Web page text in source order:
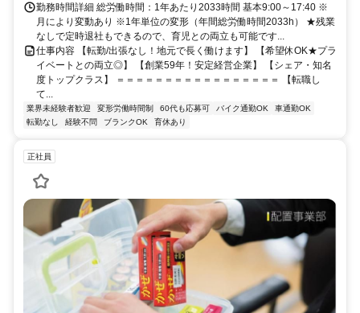
勤務時間詳細 総労働時間：1年あたり2033時間 基本9:00～17:40 ※
月により変動あり ※1年単位の変形（年間総労働時間2033h） ★残業
なしで定時退社もできるので、育児との両立も可能です...
仕事内容 【転勤/出張なし！地元で長く働けます】 【希望休OK★プラ
イベートとの両立◎】 【創業59年！安定経営企業】 【シェア・知名
度トップクラス】 ＝＝＝＝＝＝＝＝＝＝＝＝＝＝＝＝＝ 【転職し
て...
業界未経験者歓迎 変形労働時間制 60代も応募可 バイク通勤OK
車通勤OK
転勤なし
経験不問 ブランクOK 育休あり
正社員